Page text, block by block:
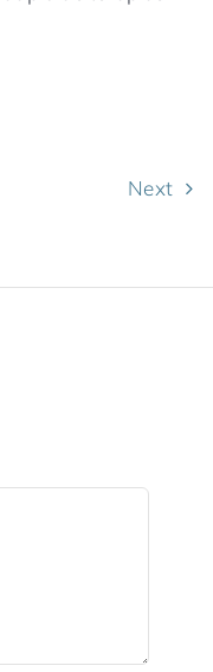
Next